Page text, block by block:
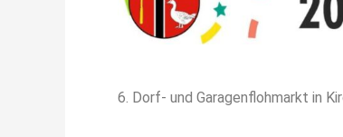
6. Dorf- und Garagenflohmarkt in